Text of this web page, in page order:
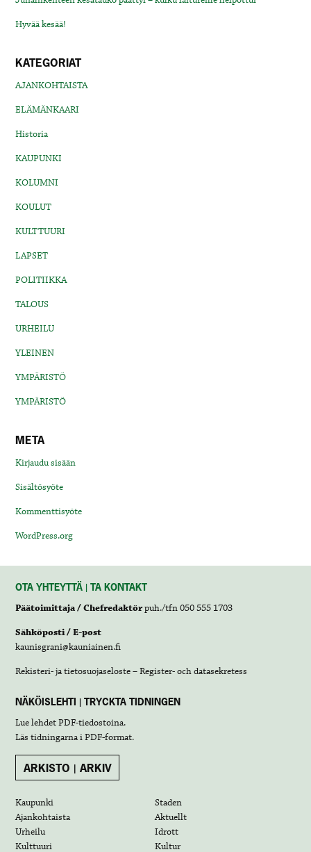
Hyvää kesää!
KATEGORIAT
AJANKOHTAISTA
ELÄMÄNKAARI
Historia
KAUPUNKI
KOLUMNI
KOULUT
KULTTUURI
LAPSET
POLITIIKKA
TALOUS
URHEILU
YLEINEN
YMPÄRISTÖ
YMPÄRISTÖ
META
Kirjaudu sisään
Sisältösyöte
Kommenttisyöte
WordPress.org
OTA YHTEYTTÄ | TA KONTAKT
Päätoimittaja / Chefredaktörpuh./tfn 050 555 1703
Sähköposti / E-post
kaunisgrani@kauniainen.fi
Rekisteri- ja tietosuojaseloste – Register- och datasekretess
NÄKÖISLEHTI | TRYCKTA TIDNINGEN
Lue lehdetPDF-tiedostoina.
Läs tidningarna iPDF-format.
ARKISTO | ARKIV
Kaupunki
Staden
Ajankohtaista
Aktuellt
Urheilu
Idrott
Kulttuuri
Kultur